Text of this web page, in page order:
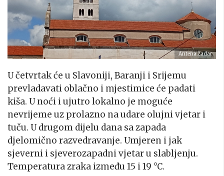
Antena Zadar
U četvrtak će u Slavoniji, Baranji i Srijemu
prevladavati oblačno i mjestimice će padati
kiša. U noći i ujutro lokalno je moguće
nevrijeme uz prolazno na udare olujni vjetar i
tuču. U drugom dijelu dana sa zapada
djelomično razvedravanje. Umjeren i jak
sjeverni i sjeverozapadni vjetar u slabljenju.
Temperatura zraka između 15 i 19 °C.